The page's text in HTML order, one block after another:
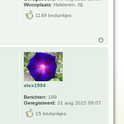
Woonplaats: Halsteren, NL
1149 bedankjes
alex1994
Berichten: 199
Geregistreerd: 31 aug 2015 09:07
15 bedankjes